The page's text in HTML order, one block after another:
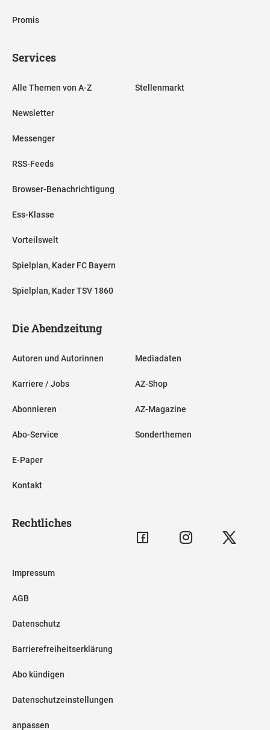
Promis
Services
Alle Themen von A-Z
Newsletter
Messenger
RSS-Feeds
Browser-Benachrichtigung
Ess-Klasse
Vorteilswelt
Spielplan, Kader FC Bayern
Spielplan, Kader TSV 1860
Stellenmarkt
Die Abendzeitung
Autoren und Autorinnen
Karriere / Jobs
Abonnieren
Abo-Service
E-Paper
Kontakt
Mediadaten
AZ-Shop
AZ-Magazine
Sonderthemen
Rechtliches
Impressum
AGB
Datenschutz
Barrierefreiheitserklärung
Abo kündigen
Datenschutzeinstellungen
anpassen